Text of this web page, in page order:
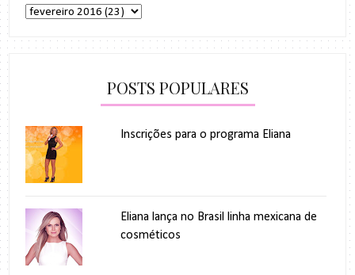
POSTS POPULARES
Inscrições para o programa Eliana
Eliana lança no Brasil linha mexicana de
cosméticos